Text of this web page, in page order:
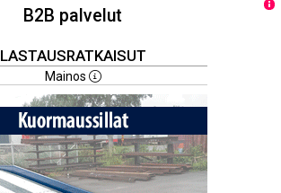
B2B palvelut
LASTAUSRATKAISUT
Mainos